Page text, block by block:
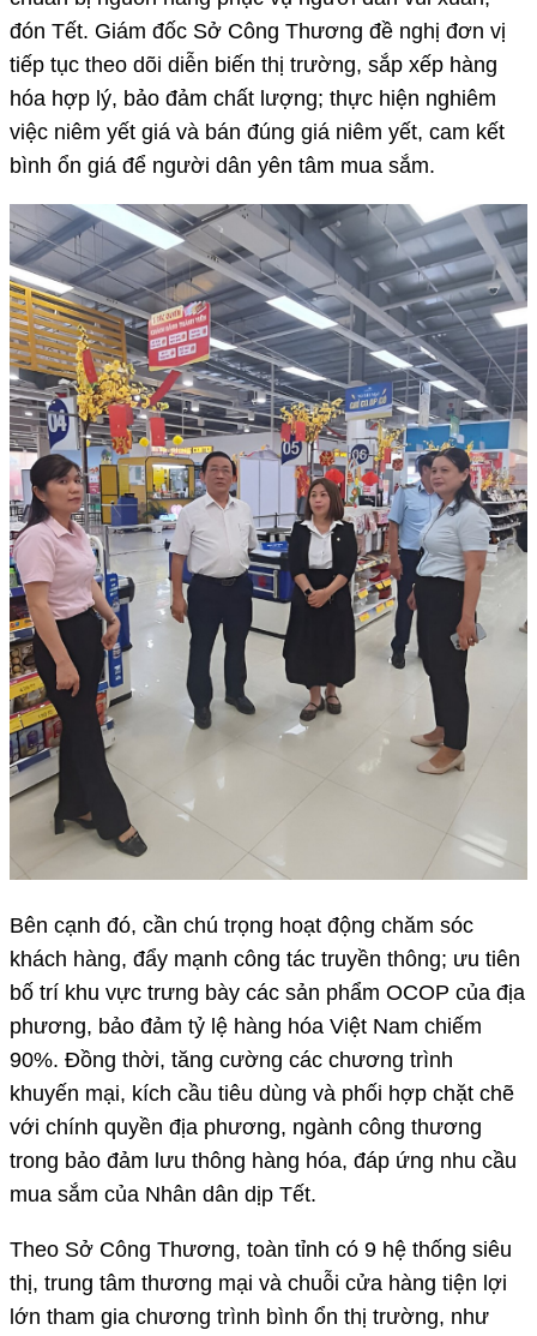
đón Tết. Giám đốc Sở Công Thương đề nghị đơn vị
tiếp tục theo dõi diễn biến thị trường, sắp xếp hàng
hóa hợp lý, bảo đảm chất lượng; thực hiện nghiêm
việc niêm yết giá và bán đúng giá niêm yết, cam kết
bình ổn giá để người dân yên tâm mua sắm.
Bên cạnh đó, cần chú trọng hoạt động chăm sóc
khách hàng, đẩy mạnh công tác truyền thông; ưu tiên
bố trí khu vực trưng bày các sản phẩm OCOP của địa
phương, bảo đảm tỷ lệ hàng hóa Việt Nam chiếm
90%. Đồng thời, tăng cường các chương trình
khuyến mại, kích cầu tiêu dùng và phối hợp chặt chẽ
với chính quyền địa phương, ngành công thương
trong bảo đảm lưu thông hàng hóa, đáp ứng nhu cầu
mua sắm của Nhân dân dịp Tết.
Theo Sở Công Thương, toàn tỉnh có 9 hệ thống siêu
thị, trung tâm thương mại và chuỗi cửa hàng tiện lợi
lớn tham gia chương trình bình ổn thị trường, như